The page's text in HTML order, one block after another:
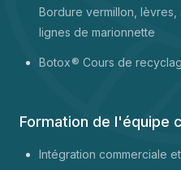
Bordure vermillon,
lignes de marionnette
Botox® Cours de
Formation de l'équipe
Intégration commerciale